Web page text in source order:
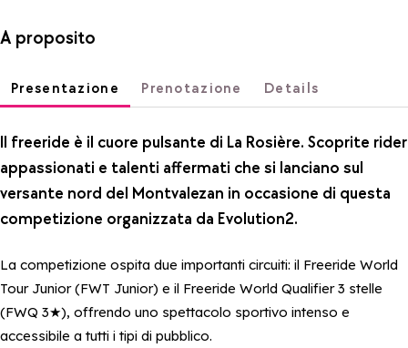
A proposito
Presentazione Prenotazione Details
Il freeride è il cuore pulsante di La Rosière. Scoprite rider
appassionati e talenti affermati che si lanciano sul
versante nord del Montvalezan in occasione di questa
competizione organizzata da Evolution2.
La competizione ospita due importanti circuiti: il Freeride World
Tour Junior (FWT Junior) e il Freeride World Qualifier 3 stelle
(FWQ 3★), offrendo uno spettacolo sportivo intenso e
accessibile a tutti i tipi di pubblico.